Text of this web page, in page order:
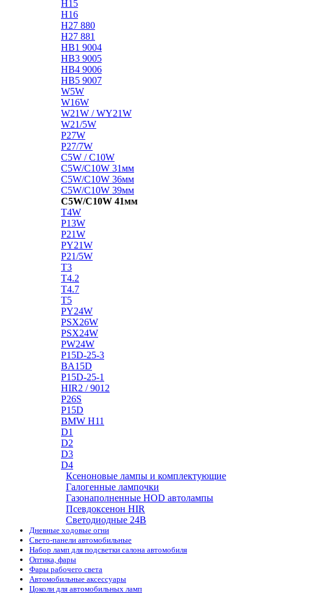
H15
H16
H27 880
H27 881
HB1 9004
HB3 9005
HB4 9006
HB5 9007
W5W
W16W
W21W / WY21W
W21/5W
P27W
P27/7W
C5W / C10W
C5W/C10W 31мм
C5W/C10W 36мм
C5W/C10W 39мм
C5W/C10W 41мм
T4W
P13W
P21W
PY21W
P21/5W
T3
T4.2
T4.7
T5
PY24W
PSX26W
PSX24W
PW24W
P15D-25-3
BA15D
P15D-25-1
HIR2 / 9012
P26S
P15D
BMW H11
D1
D2
D3
D4
Ксеноновые лампы и комплектующие
Галогенные лампочки
Газонаполненные HOD автолампы
Псевдоксенон HIR
Cветодиодные 24B
Дневные ходовые огни
Свето-панели автомобильные
Набор ламп для подсветки салона автомобиля
Оптика, фары
Фары рабочего света
Автомобильные аксессуары
Цоколи для автомобильных ламп